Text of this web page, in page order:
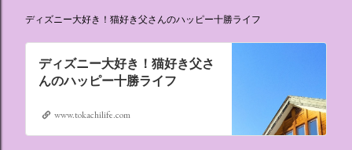
ディズニー大好き！猫好き父さんのハッピー十勝ライフ
ディズニー大好き！猫好き父さ
んのハッピー十勝ライフ
www.tokachilife.com